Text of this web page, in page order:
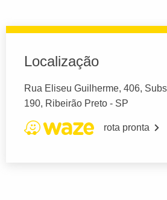
Localização
Rua Eliseu Guilherme, 406,
190, Ribeirão Preto - SP
rota pronta